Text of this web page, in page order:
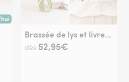
aujourd'hui (pour toute commande passée
Brassée de lys et livre "La puissance discrète des fleurs"
dès 52,95€